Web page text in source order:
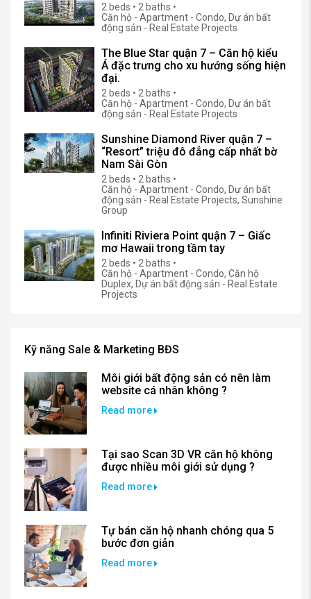
2 beds • 2 baths •
Căn hộ - Apartment - Condo, Dự án bất
động sản - Real Estate Projects
The Blue Star quận 7 – Căn hộ kiểu
Á đặc trưng cho xu hướng sống hiện
đại.
2 beds • 2 baths •
Căn hộ - Apartment - Condo, Dự án bất
động sản - Real Estate Projects
Sunshine Diamond River quận 7 –
“Resort” triệu đô đẳng cấp nhất bờ
Nam Sài Gòn
2 beds • 2 baths •
Căn hộ - Apartment - Condo, Dự án bất
động sản - Real Estate Projects, Sunshine
Group
Infiniti Riviera Point quận 7 – Giấc
mơ Hawaii trong tầm tay
2 beds • 2 baths •
Căn hộ - Apartment - Condo, Căn hộ
Duplex, Dự án bất động sản - Real Estate
Projects
Kỹ năng Sale & Marketing BĐS
Môi giới bất động sản có nên làm
website cá nhân không ?
Read more
Tại sao Scan 3D VR căn hộ không
được nhiều môi giới sử dụng ?
Read more
Tự bán căn hộ nhanh chóng qua 5
bước đơn giản
Read more